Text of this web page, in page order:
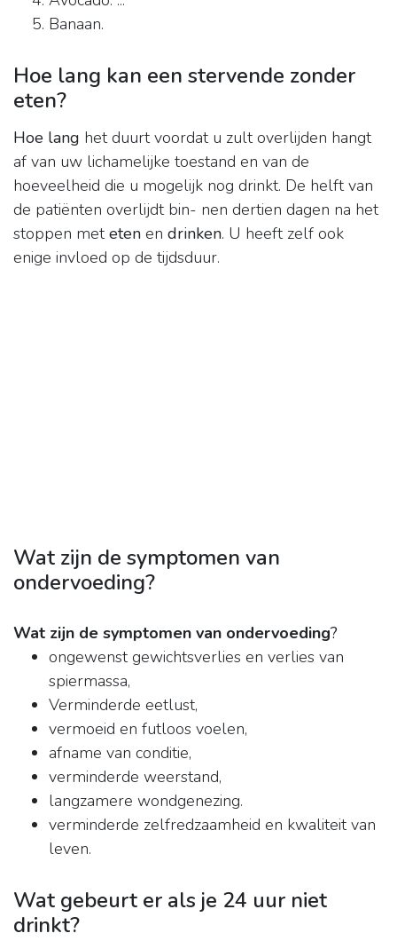
Banaan.
Hoe lang kan een stervende zonder
eten?
Hoe lang het duurt voordat u zult overlijden hangt
af van uw lichamelijke toestand en van de
hoeveelheid die u mogelijk nog drinkt. De helft van
de patiënten overlijdt bin- nen dertien dagen na het
stoppen meteten en drinken. U heeft zelf ook
enige invloed op de tijdsduur.
Wat zijn de symptomen van
ondervoeding?
Wat zijn de symptomen van ondervoeding?
ongewenst gewichtsverlies en verlies van
spiermassa,
Verminderde eetlust,
vermoeid en futloos voelen,
afname van conditie,
verminderde weerstand,
langzamere wondgenezing.
verminderde zelfredzaamheid en kwaliteit van
leven.
Wat gebeurt er als je 24 uur niet
drinkt?